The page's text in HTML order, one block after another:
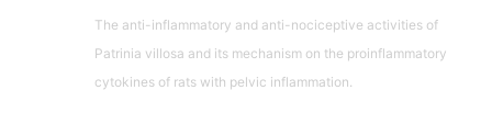
The anti-inflammatory and anti-nociceptive activities of
Patrinia villosa and its mechanism on the proinflammatory
cytokines of rats with pelvic inflammation.